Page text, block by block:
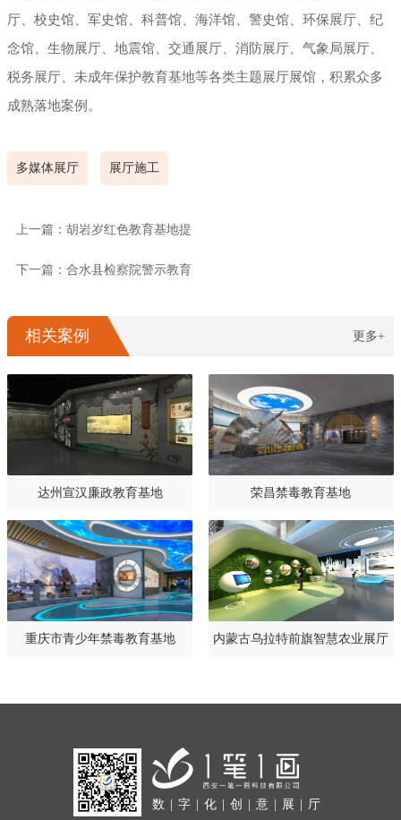
厅、校史馆、军史馆、科普馆、海洋馆、警史馆、环保展厅、纪
念馆、生物展厅、地震馆、交通展厅、消防展厅、气象局展厅、
税务展厅、未成年保护教育基地等各类主题展厅展馆，积累众多
成熟落地案例。
多媒体展厅 展厅施工
上一篇：胡岩岁红色教育基地提
下一篇：合水县检察院警示教育
相关案例 更多+
达州宣汉廉政教育基地 荣昌禁毒教育基地
重庆市青少年禁毒教育基地 内蒙古乌拉特前旗智慧农业展厅
数 | 字 | 化 | 创 | 意 | 展 | 厅